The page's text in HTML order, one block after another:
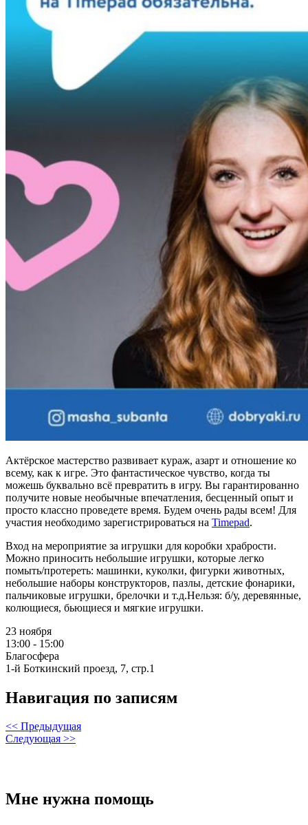
Актёрское мастерство развивает кураж, азарт и отношение ко
всему, как к игре. Это фантастическое чувство, когда ты
можешь буквально всё превратить в игру. Вы гарантированно
получите новые необычные впечатления, бесценный опыт и
просто классно проведете время. Будем очень рады всем! Для
участия необходимо зарегистрироваться на Timepad.
Вход на мероприятие за игрушки для коробки храбрости.
Можно приносить небольшие игрушки, которые легко
помыть/протереть: машинки, куколки, фигурки животных,
небольшие наборы конструкторов, пазлы, детские фонарики,
пальчиковые игрушки, брелочки и т.д.Нельзя: б/у, деревянные,
колющиеся, бьющиеся и мягкие игрушки.
23 ноября
13:00 - 15:00
Благосфера
1-й Боткинский проезд, 7, стр.1
Навигация по записям
<< Предыдущая
Следующая >>
Мне нужна помощь